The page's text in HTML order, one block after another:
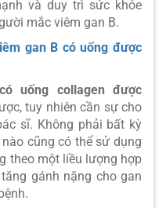
và duy trì sức khỏe
mắc viêm gan B.
gan B có uống được
uống collagen được
tuy nhiên cần sự cho
sĩ. Không phải bất kỳ
cũng có thể sử dụng
theo một liều lượng hợp
gánh nặng cho gan